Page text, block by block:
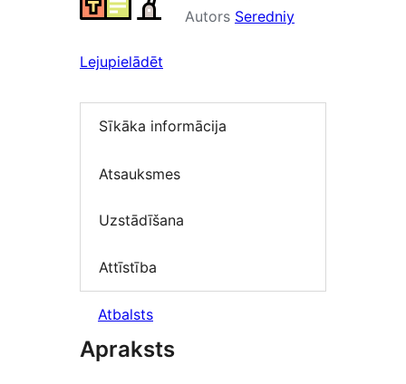
Autors Seredniy
Lejupielādēt
Sīkāka informācija
Atsauksmes
Uzstādīšana
Attīstība
Atbalsts
Apraksts